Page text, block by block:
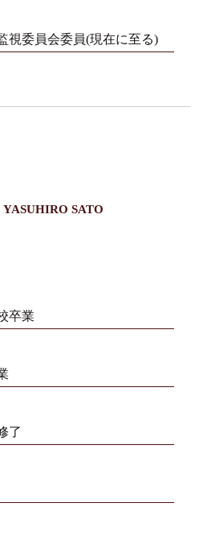
視委員会委員(現在に至る)
YASUHIRO SATO
卒業
了